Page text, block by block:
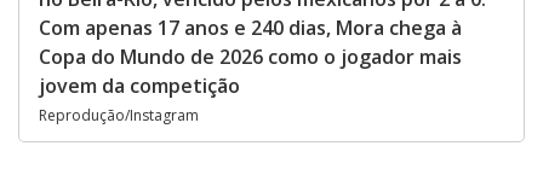
Com apenas 17 anos e 240 dias, Mora chega à
Copa do Mundo de 2026 como o jogador mais
jovem da competição
Reprodução/Instagram